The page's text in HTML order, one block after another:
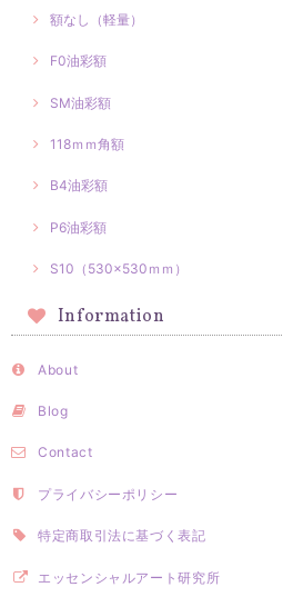
額なし（軽量）
F0油彩額
SM油彩額
118ｍｍ角額
B4油彩額
P6油彩額
S10（530×530ｍｍ）
Information
About
Blog
Contact
プライバシーポリシー
特定商取引法に基づく表記
エッセンシャルアート研究所